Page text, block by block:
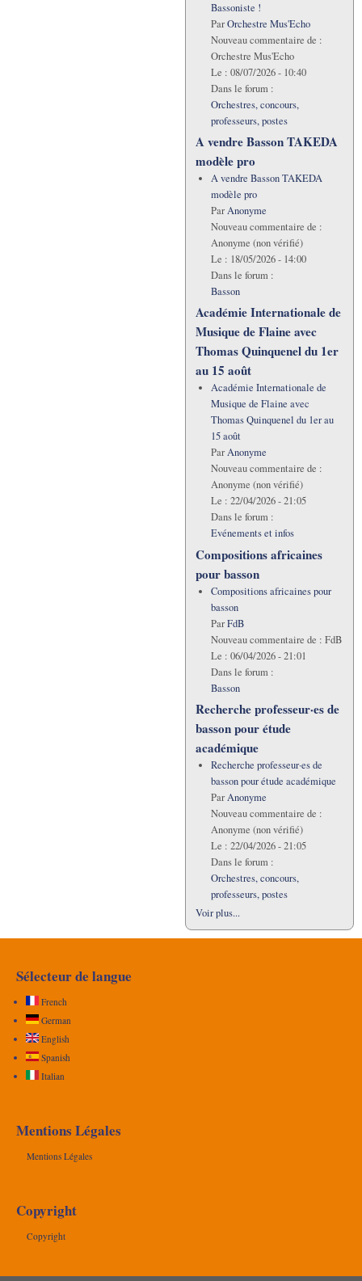
Bassoniste !
ParOrchestre Mus'Echo
Nouveau commentaire de :
Orchestre Mus'Echo
Le : 08/07/2026 - 10:40
Dans le forum :
Orchestres, concours,
professeurs, postes
A vendre Basson TAKEDA
modèle pro
A vendre Basson TAKEDA
modèle pro
ParAnonyme
Nouveau commentaire de :
Anonyme (non vérifié)
Le : 18/05/2026 - 14:00
Dans le forum :
Basson
Académie Internationale de
Musique de Flaine avec
Thomas Quinquenel du 1er
au 15 août
Académie Internationale de
Musique de Flaine avec
Thomas Quinquenel du 1er au
15 août
ParAnonyme
Nouveau commentaire de :
Anonyme (non vérifié)
Le : 22/04/2026 - 21:05
Dans le forum :
Evénements et infos
Compositions africaines
pour basson
Compositions africaines pour
basson
ParFdB
Nouveau commentaire de : FdB
Le : 06/04/2026 - 21:01
Dans le forum :
Basson
Recherche professeur·es de
basson pour étude
académique
Recherche professeur·es de
basson pour étude académique
ParAnonyme
Nouveau commentaire de :
Anonyme (non vérifié)
Le : 22/04/2026 - 21:05
Dans le forum :
Orchestres, concours,
professeurs, postes
Voir plus...
Sélecteur de langue
French
German
English
Spanish
Italian
Mentions Légales
Mentions Légales
Copyright
Copyright